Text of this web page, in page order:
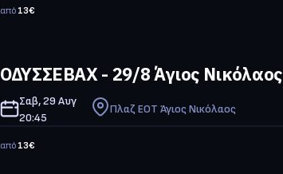
από13€
ΟΔΥΣΣΕΒΑΧ - 29/8 Άγιος Νικόλαος
Σαβ, 29 Αυγ
20:45
Πλαζ ΕΟΤ Άγιος Νικόλαος
από13€